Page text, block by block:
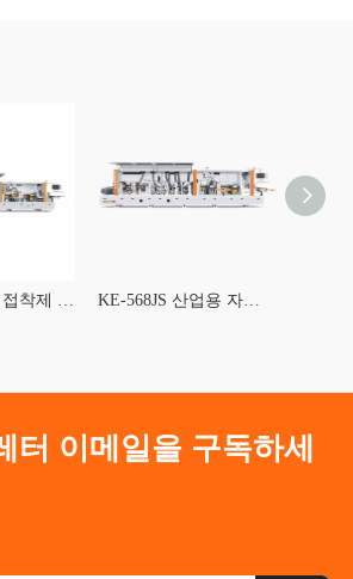
KE668JS 이중 접착제 냄비 캐비닛 엣지 밴딩 기계 KE-568JS 산업용 자동 엣지 밴딩 머신
터 이메일을 구독하세